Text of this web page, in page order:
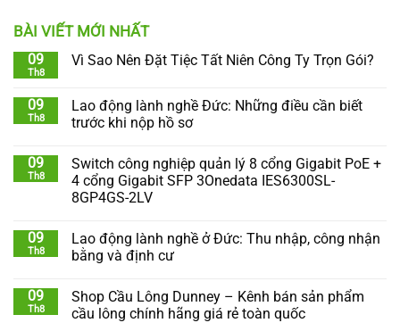
BÀI VIẾT MỚI NHẤT
09
Th8
Vì Sao Nên Đặt Tiệc Tất Niên Công Ty Trọn Gói?
09
Th8
Lao động lành nghề Đức: Những điều cần biết
trước khi nộp hồ sơ
09
Th8
Switch công nghiệp quản lý 8 cổng Gigabit PoE +
4 cổng Gigabit SFP 3Onedata IES6300SL-
8GP4GS-2LV
09
Th8
Lao động lành nghề ở Đức: Thu nhập, công nhận
bằng và định cư
09
Th8
Shop Cầu Lông Dunney – Kênh bán sản phẩm
cầu lông chính hãng giá rẻ toàn quốc